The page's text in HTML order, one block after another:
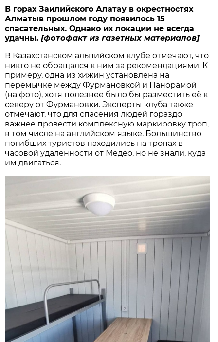
В горах Заилийского Алатау в окрестностях
Алматыв прошлом году появилось 15
спасательных. Однако их локации не всегда
удачны.[фотофакт из газетных материалов]
В Казахстанском альпийском клубе отмечают, что
никто не обращался к ним за рекомендациями. К
примеру, одна из хижин установлена на
перемычке между Фурмановкой и Панорамой
(на фото), хотя полезнее было бы разместить её к
северу от Фурмановки. Эксперты клуба также
отмечают, что для спасения людей гораздо
важнее провести комплексную маркировку троп,
в том числе на английском языке. Большинство
погибших туристов находились на тропах в
часовой удаленности от Медео, но не знали, куда
им двигаться.